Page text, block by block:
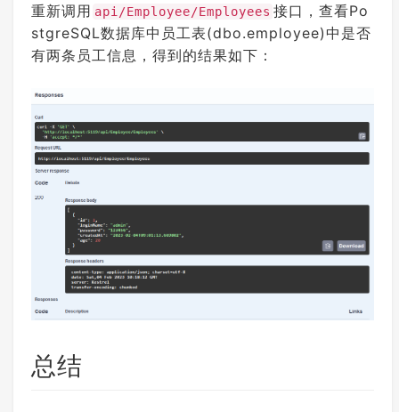
重新调用 api/Employee/Employees 接口，查看Po
stgreSQL数据库中员工表(dbo.employee)中是否
有两条员工信息，得到的结果如下：
总结